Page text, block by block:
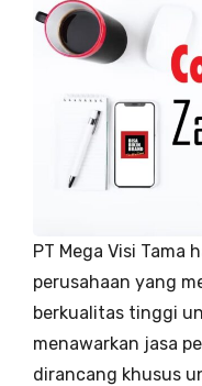
PT Mega Visi Tama
perusahaan yang
berkualitas tinggi
menawarkan jasa
dirancang khusus